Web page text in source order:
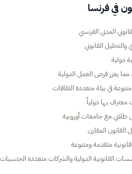
في فرنسا
المدني الفرنسي
والتحليل القانوني
دولية
مما يعزز فرص العمل الدولية
في بيئة متعددة الثقافات
بها دولياً
طلابي مع جامعات أوروبية
القانون المقارن
متقدمة ومتنوعة
القانونية الدولية والشركات متعددة الجنسيات